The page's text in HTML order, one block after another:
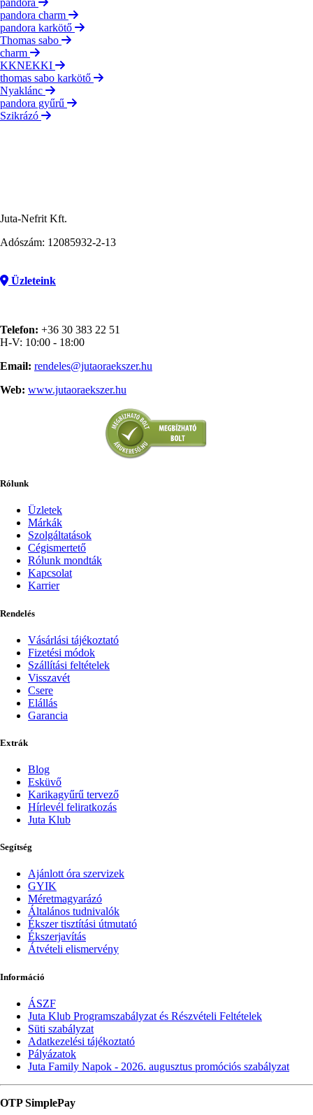
pandora charm
pandora karkötő
Thomas sabo
charm
KKNEKKI
thomas sabo karkötő
Nyaklánc
pandora gyűrű
Szikrázó
Juta-Nefrit Kft.
Adószám: 12085932-2-13
Üzleteink
Telefon: +36 30 383 22 51
H-V: 10:00 - 18:00
Email: rendeles@jutaoraekszer.hu
Web: www.jutaoraekszer.hu
Rólunk
Üzletek
Márkák
Szolgáltatások
Cégismertető
Rólunk mondták
Kapcsolat
Karrier
Rendelés
Vásárlási tájékoztató
Fizetési módok
Szállítási feltételek
Visszavét
Csere
Elállás
Garancia
Extrák
Blog
Esküvő
Karikagyűrű tervező
Hírlevél feliratkozás
Juta Klub
Segítség
Ajánlott óra szervizek
GYIK
Méretmagyarázó
Általános tudnivalók
Ékszer tisztítási útmutató
Ékszerjavítás
Átvételi elismervény
Információ
ÁSZF
Juta Klub Programszabályzat és Részvételi Feltételek
Süti szabályzat
Adatkezelési tájékoztató
Pályázatok
Juta Family Napok - 2026. augusztus promóciós szabályzat
OTP SimplePay